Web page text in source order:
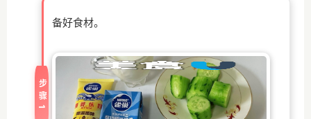
备好食材。
步骤1